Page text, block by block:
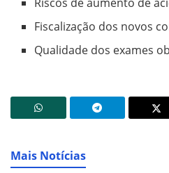
Fiscalização dos novos
Qualidade dos exames
Mais Notícias